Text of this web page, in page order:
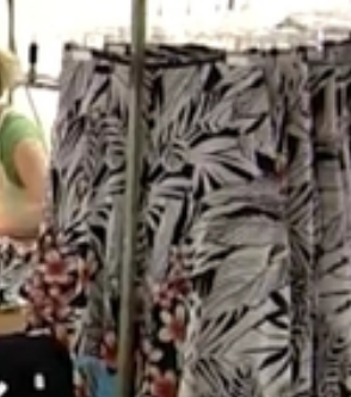
ami a design, illetve az innováció
hozták létre a ruhaszalont, ahol a
gyakorolhatják.
nem pusztán az ipar igénye igényire
millió új és adózó munkahely